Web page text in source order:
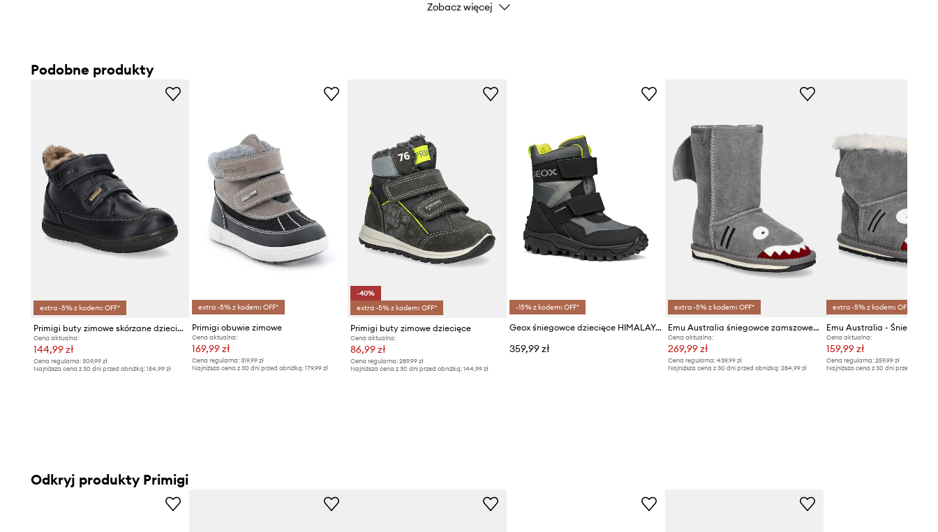
- Okrągły, lekko usztywniony nosek.
- Podwyższona cholewka pomaga usztywnić nogę w kostce, co chroni przed
niekontrolowanymi ruchami podczas poruszania się po nierównej nawierzchni.
- Zapięcie na rzep ułatwia zakładanie i zdejmowanie butów.
- Tekstylne wnętrze jest komfortowe dla stopy i ułatwia utrzymanie obuwia w
czystości.
- Gumowa podeszwa zewnętrzna jest wytrzymała i odporna na uszkodzenia.
- Długość wkładki wynosi: 15 cm.
- Wymiary podane dla rozmiaru: 24.
Kod producenta 6861711.20.24
Marka
ID Produktu
Zobacz więcej
Podobne produkty
extra -5% z kodem: OFF*
Primigi buty zimowe skórzane dziecięce
Cena aktualna:
144,99 zł
Cena regularna: 309,99 zł
Najniższa cena z 30 dni przed obniżką: 154,99 zł
extra -5% z kodem: OFF*
Primigi obuwie zimowe
Cena aktualna:
169,99 zł
Cena regularna:319,99 zł
Najniższa cena z 30 dni przed obniżką:179,99 zł
-40%
extra -5% z kodem: OFF*
Primigi buty zimowe dziecięce
Cena aktualna:
86,99 zł
Cena regularna: 289,99 zł
Najniższa cena z 30 dni przed obniżką: 144,99 zł
-15% z kodem: OFF*
Geox śniegowce dziecięce HIMALAYA ABX
359,99 zł
extra -5% z kodem: OFF*
Emu Australia śniegowce zamszowe dziecięce Shark
Cena aktualna:
269,99 zł
Cena regularna:439,99 zł
Najniższa cena z 30 dni przed obniżką:284,99 zł
extra -5% z kodem: OFF*
Cena aktualna:
159,99 zł
Cena regularna: 259,99 zł
Najniższa cena z 30 dni przed obniżką:
Odkryj produkty Primigi